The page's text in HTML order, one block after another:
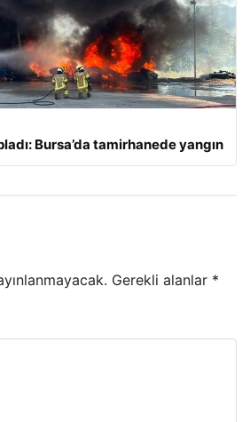
Bursa’da tamirhanede yangın
Gerekli alanlar *